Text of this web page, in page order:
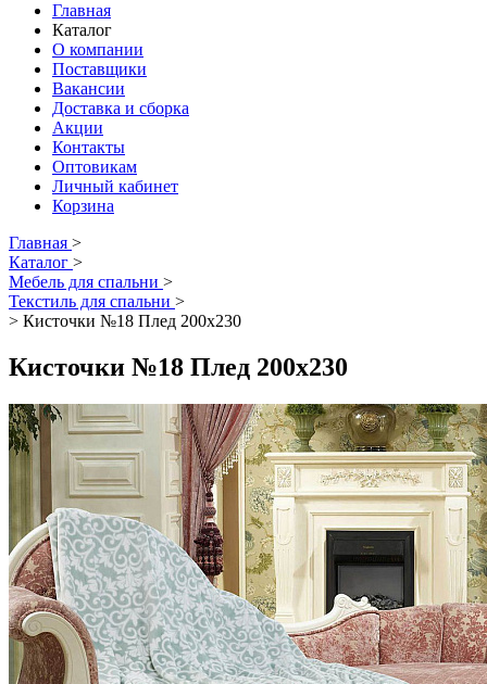
Главная
Каталог
О компании
Поставщики
Вакансии
Доставка и сборка
Акции
Контакты
Оптовикам
Личный кабинет
Корзина
Главная >
Каталог >
Мебель для спальни >
Текстиль для спальни >
> Кисточки №18 Плед 200х230
Кисточки №18 Плед 200х230